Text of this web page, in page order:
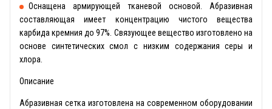
Оснащена армирующей тканевой основой. Абразивная
составляющая имеет концентрацию чистого вещества
карбида кремния до 97%. Связующее вещество изготовлено на
основе синтетических смол с низким содержания серы и
хлора.
Описание
Абразивная сетка изготовлена на современном оборудовании